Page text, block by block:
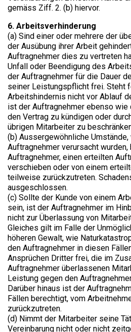
gemäss Ziff. 2. (b) hiervor.
6. Arbeitsverhinderung​
(a) Sind einer oder mehrere der
der Ausübung ihrer Arbeit
Auftragnehmer dies zu vertreten
Unfall oder Beendigung des
der Auftragnehmer für die Dauer
seiner Leistungspflicht frei. Steht
Arbeitshindernis nicht vor Ablauf
ist der Auftragnehmer ebenso wie
den Vertrag zu kündigen oder
übrigen Mitarbeiter zu
(b) Aussergewöhnliche
Auftragnehmer verursacht
Auftragnehmer, einen erteilten
verschieben oder von einem
teilweise zurückzutreten.
ausgeschlossen.
(c) Sollte der Kunde von einem
sein, ist der Auftragnehmer im
nicht zur Überlassung von
Gleiches gilt im Falle der
höheren Gewalt, wie
den Auftragnehmer in diesen
Ansprüchen Dritter frei, die im
Auftragnehmer überlassenen
Leistung gegen den
Darüber hinaus ist der
Fällen berechtigt, vom
zurückzutreten.
(d) Nimmt der Mitarbeiter seine
Vereinbarung nicht oder nicht